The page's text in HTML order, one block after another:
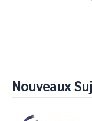
Nouveaux